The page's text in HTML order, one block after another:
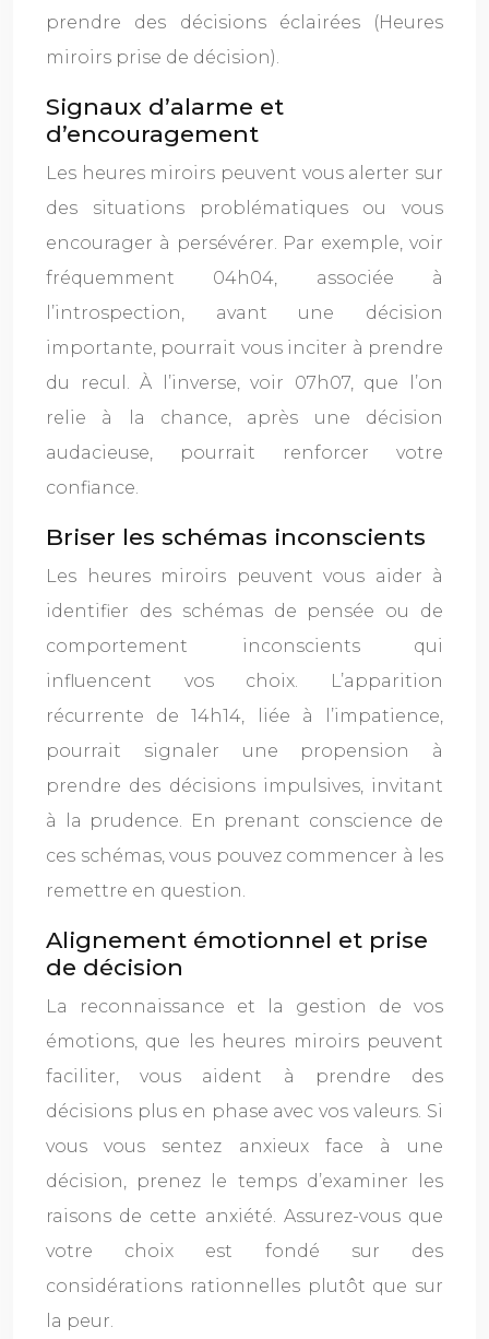
prendre des décisions éclairées (Heures
miroirs prise de décision).
Signaux d’alarme et
d’encouragement
Les heures miroirs peuvent vous alerter sur
des situations problématiques ou vous
encourager à persévérer. Par exemple, voir
fréquemment 04h04, associée à
l’introspection, avant une décision
importante, pourrait vous inciter à prendre
du recul. À l’inverse, voir 07h07, que l’on
relie à la chance, après une décision
audacieuse, pourrait renforcer votre
confiance.
Briser les schémas inconscients
Les heures miroirs peuvent vous aider à
identifier des schémas de pensée ou de
comportement inconscients qui
influencent vos choix. L’apparition
récurrente de 14h14, liée à l’impatience,
pourrait signaler une propension à
prendre des décisions impulsives, invitant
à la prudence. En prenant conscience de
ces schémas, vous pouvez commencer à les
remettre en question.
Alignement émotionnel et prise
de décision
La reconnaissance et la gestion de vos
émotions, que les heures miroirs peuvent
faciliter, vous aident à prendre des
décisions plus en phase avec vos valeurs. Si
vous vous sentez anxieux face à une
décision, prenez le temps d’examiner les
raisons de cette anxiété. Assurez-vous que
votre choix est fondé sur des
considérations rationnelles plutôt que sur
la peur.